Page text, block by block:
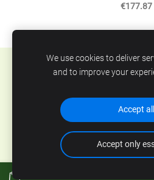
€177.87
SIA Abero, Mūkusalas 33,
67801078, epasts:
We use cookies to deliver
and to improve your
Accept all
Accept only